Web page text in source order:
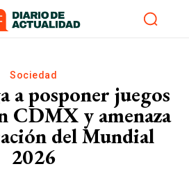
Sociedad
a posponer juegos
CDMX y amenaza
del Mundial
2026